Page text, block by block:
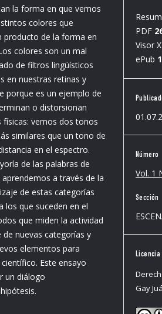
la forma en que vemos
colores que
producto de la forma en
colores son un mal
de filtros lingüísticos
en nuestras retinas y
porque es un ejemplo de
o distorsionan
físicas: vemos dos tonos
similares que un tono de
en el espectro.
de las palabras de
a través de la
de estas categorías
los que suceden en el
que miden la actividad
nuevas categorías y
elementos para
Este ensayo
un diálogo
PDF
Visor
ePub
Número
Vol. 1
Sección
Licencia
Gay